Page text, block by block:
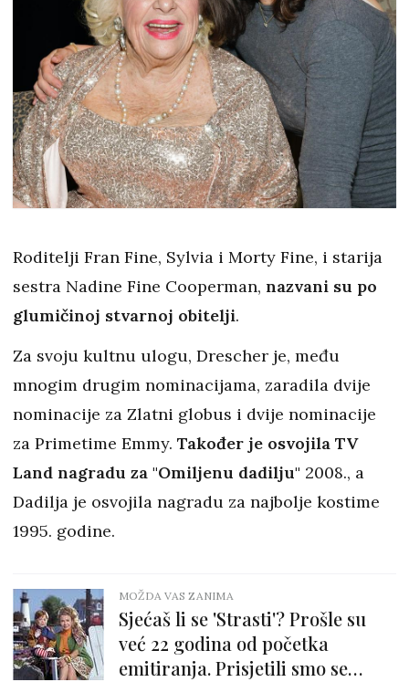
Roditelji Fran Fine, Sylvia i Morty Fine, i starija
sestra Nadine Fine Cooperman, nazvani su po
glumičinoj stvarnoj obitelji.
Za svoju kultnu ulogu, Drescher je, među
mnogim drugim nominacijama, zaradila dvije
nominacije za Zlatni globus i dvije nominacije
za Primetime Emmy. Također je osvojila TV
Land nagradu za "Omiljenu dadilju" 2008., a
Dadilja je osvojila nagradu za najbolje kostime
1995. godine.
MOŽDA VAS ZANIMA
Sjećaš li se 'Strasti'? Prošle su
već 22 godina od početka
emitiranja. Prisjetili smo se